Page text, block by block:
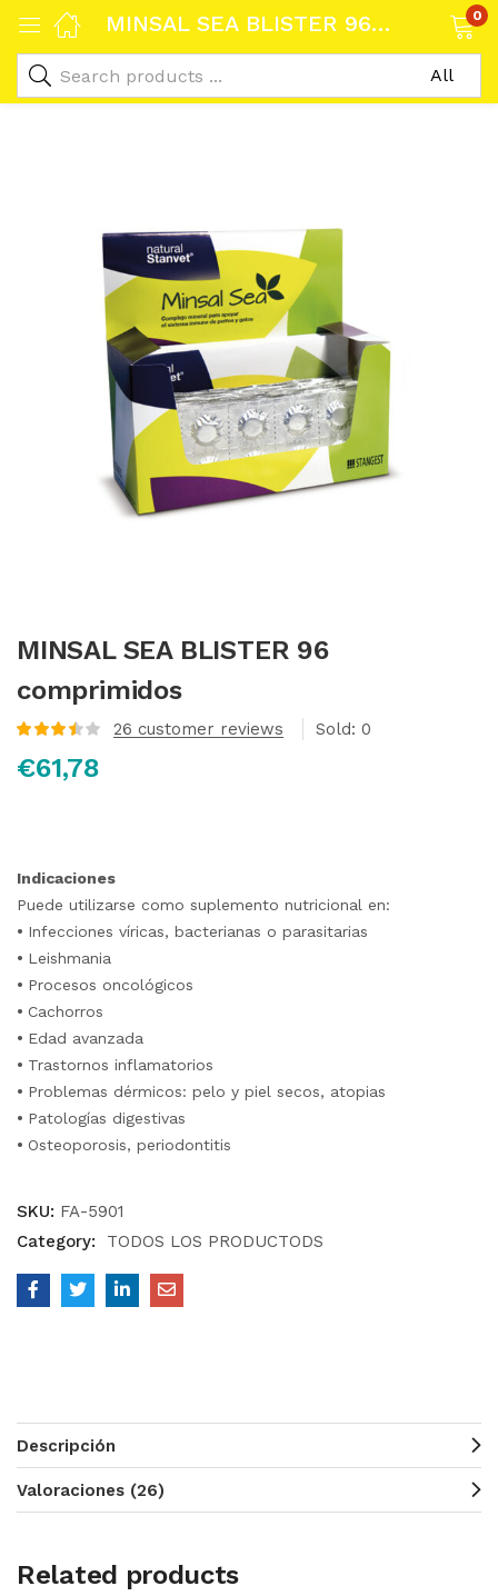
MINSAL SEA BLISTER 96 comprimidos 0
MINSAL SEA BLISTER 96
comprimidos
con3.56
de 5 en
26 customer reviews Sold: 0
€61,78
Indicaciones
Puede utilizarse como suplemento nutricional en:
• Infecciones víricas, bacterianas o parasitarias
• Leishmania
• Procesos oncológicos
• Cachorros
• Edad avanzada
• Trastornos inflamatorios
• Problemas dérmicos: pelo y piel secos, atopias
• Patologías digestivas
• Osteoporosis, periodontitis
SKU: FA-5901
Category:
TODOS LOS PRODUCTODS
Descripción
Valoraciones (26)
Related products